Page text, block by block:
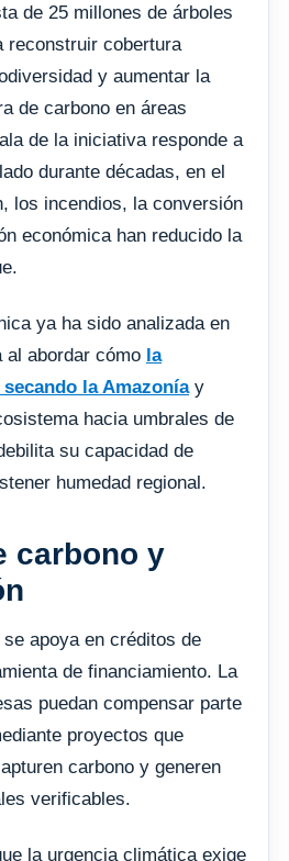
de 25 millones de árboles
reconstruir cobertura
y aumentar la
de carbono en áreas
de la iniciativa responde a
durante décadas, en el
los incendios, la conversión
económica han reducido la
ya ha sido analizada en
al abordar cómo la
la Amazoníay
hacia umbrales de
su capacidad de
humedad regional.
carbono y
apoya en créditos de
de financiamiento. La
puedan compensar parte
proyectos que
carbono y generen
verificables.
la urgencia climática exige